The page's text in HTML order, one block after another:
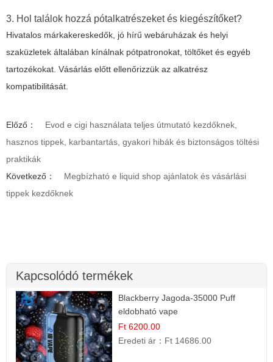
3. Hol találok hozzá pótalkatrészeket és kiegészítőket?
Hivatalos márkakereskedők, jó hírű webáruházak és helyi
szaküzletek általában kínálnak pótpatronokat, töltőket és egyéb
tartozékokat. Vásárlás előtt ellenőrizzük az alkatrész
kompatibilitását.
Előző：
Evod e cigi használata teljes útmutató kezdőknek,
hasznos tippek, karbantartás, gyakori hibák és biztonságos töltési
praktikák
Következő：
Megbízható e liquid shop ajánlatok és vásárlási
tippek kezdőknek
Kapcsolódó termékek
Blackberry Jagoda-35000 Puff
eldobható vape
Ft 6200.00
Eredeti ár： Ft 14686.00